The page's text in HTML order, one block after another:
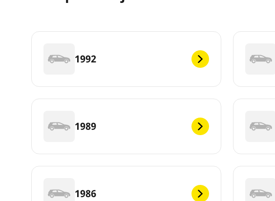
1992
1989
1986